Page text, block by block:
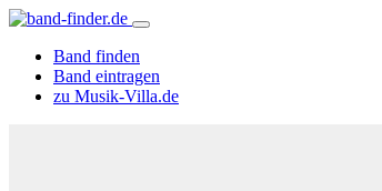
Band finden
Band eintragen
zu Musik-Villa.de